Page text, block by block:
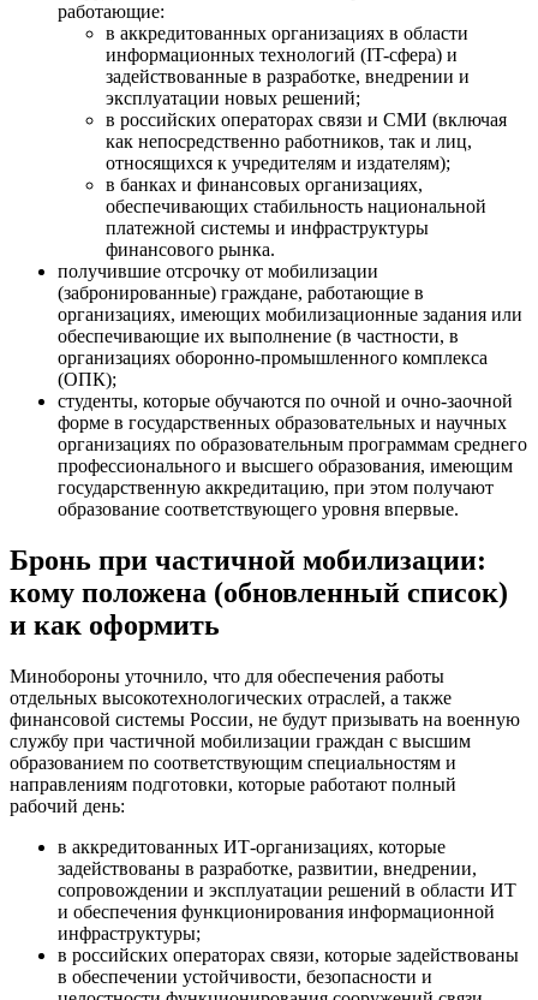
Чтобы освободить сотрудников таких организаций от призыва
на службу по мобилизации, руководители организаций
должны будут предоставить списки сотрудников по
установленной форме в Генеральный штаб ВС РФ. В списке
перечислите Ф. И. О. и должности сотрудников, которые
имеют право на отсрочку. Списки разместили на сайте
Минобороны.
Список аккредитованных ИТ-компаний можно посмотреть на
официальном сайте Минцифры. Список специальностей
высшего образования, по которым можно получить отсрочку,
опубликован в приказе Минцифры от 26.09.2022 № 712.
Сотрудник, который претендует на отсрочку от мобилизации,
должен самостоятельно заполнить и направить заявление
через Госуслуги. К заявлению нужно приложить форму-
подтверждение его соответствия необходимым требованиям.
Форму заполняет сотрудник кадровой службы и подписывает
усиленной квалифицированной электронной подписью
генеральный директор.
Как долго в России будет идти
частичная мобилизация? Сколько
мобилизация в России, 15.10.2022
Ранее Yur-gazeta.ru уже сообщало, что на пресс-конференции в
Астане, Владимир путин сказал, что мобилизация должна
«222 тыс. человек мобилизованы из 300 тысяч.
Думаю, что в течение примерно двух недель все
мобилизационные мероприятия будут завершены»,
— сказал Путин.
Частичная мобилизация в России 2022,
свежие новости на сегодня 15 октября:
Путин заявил, что нужно обновить
базу и по-современному организовать
призывные комиссии